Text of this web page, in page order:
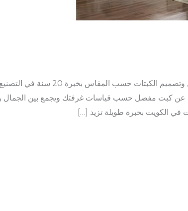
بخبرة 20 سنة في التصنيع والتركيب الاحترافي
– 50341999 إذا كنت تبحث عن كبت مفصل حسب قياسات غرفتك ويجمع بين
في الكويت بخبرة طويلة تزيد […]